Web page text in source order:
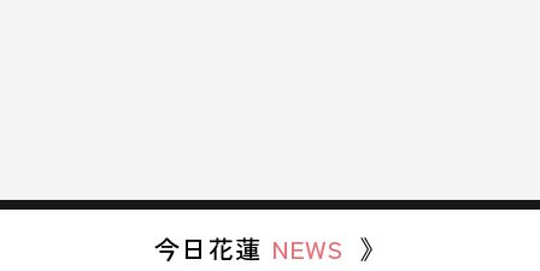
今日花蓮 NEWS 》